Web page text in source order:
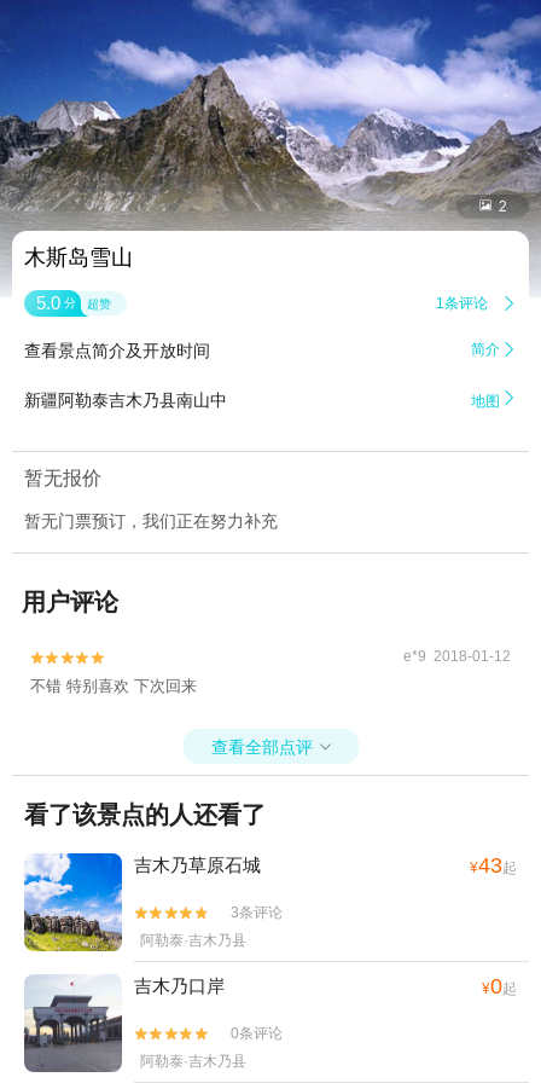
 2
木斯岛雪山
5.0 分 超赞 1条评论 
查看景点简介及开放时间 简介 
新疆阿勒泰吉木乃县南山中 地图 
暂无报价
暂无门票预订，我们正在努力补充
用户评论

 e*9 2018-01-12
不错 特别喜欢 下次回来
查看全部点评 
看了该景点的人还看了
吉木乃草原石城 ¥43起


3条评论
阿勒泰·吉木乃县
吉木乃口岸 ¥0起


0条评论
阿勒泰·吉木乃县